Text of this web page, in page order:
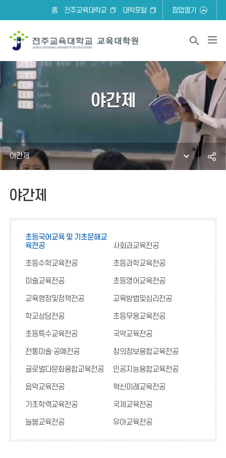
홈 전주교육대학교 대학포털 팝업열기
야간제
야간제
야간제
초등국어교육 및 기초문해교
육전공
사회과교육전공
초등수학교육전공 초등과학교육전공
미술교육전공 초등영어교육전공
교육행정및정책전공 교육방법및심리전공
학교상담전공 초등무용교육전공
초등특수교육전공 국악교육전공
전통미술·공예전공 창의정보융합교육전공
글로벌다문화융합교육전공 인공지능융합교육전공
음악교육전공 혁신미래교육전공
기초학력교육전공 국제교육전공
늘봄교육전공 유아교육전공